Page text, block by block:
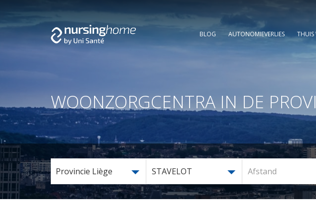
BLOG AUTONOMIEVERLIES THUIS
WOONZORGCENTRA IN DE
Provincie Liège STAVELOT Afstand